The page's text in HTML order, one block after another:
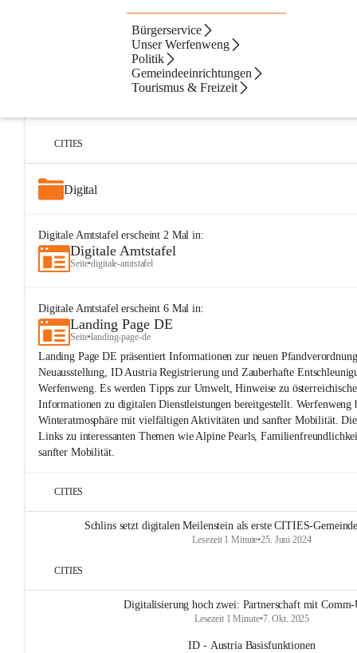
Bürgerservice
Unser Werfenweng
Politik
Gemeindeeinrichtungen
Tourismus & Freizeit
Artikel Dateien
Digitale Amtstafel
CITIES
Digital
Digitale Amtstafelerscheint 2Mal in:
Digitale Amtstafel
Seite•digitale-amtstafel
Digitale Amtstafelerscheint 6Mal in:
Landing Page DE
Seite•landing-page-de
Landing Page DE präsentiert Informationen zur neuen
Neuausstellung, ID Austria Registrierung und Zauberhafte
Werfenweng. Es werden Tipps zur Umwelt, Hinweise zu
Informationen zu digitalen Dienstleistungen bereitgestellt. Werfenweng
Winteratmosphäre mit vielfältigen Aktivitäten und sanfter Mobilität.
Links zu interessanten Themen wie Alpine Pearls,
sanfter Mobilität.
CITIES
Schlins setzt digitalen Meilenstein als erste CITIES-
Lesezeit 1 Minute•25. Juni 2024
CITIES
Digitalisierung hoch zwei: Partnerschaft mit
Lesezeit 1 Minute•7. Okt. 2025
ID - Austria Basisfunktionen